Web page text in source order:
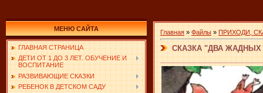
МЕНЮ САЙТА
ГЛАВНАЯ СТРАНИЦА
ДЕТИ ОТ 1 ДО 3 ЛЕТ. ОБУЧЕНИЕ И
ВОСПИТАНИЕ
РАЗВИВАЮЩИЕ СКАЗКИ
РЕБЕНОК В ДЕТСКОМ САДУ
Главная » Файлы » ПРИХОДИ,
СКАЗКА "ДВА